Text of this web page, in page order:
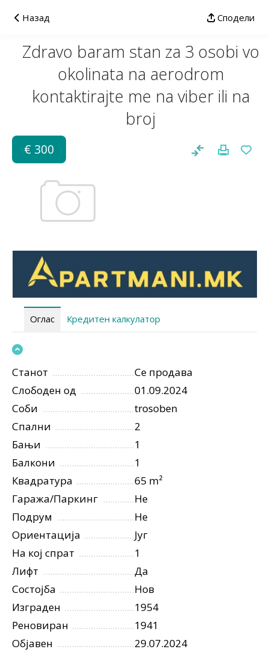
Назад Сподели
Zdravo baram stan za 3 osobi vo
okolinata na aerodrom
kontaktirajte me na viber ili na
broj
€ 300
Оглас Кредитен калкулатор
Станот
Се продава
Слободен од
01.09.2024
Соби
trosoben
Спални
2
Бањи
1
Балкони
1
Квадратура
65 m²
Гаража/Паркинг
Не
Подрум
Не
Ориентација
Југ
На кој спрат
1
Лифт
Да
Состојба
Нов
Изграден
1954
Реновиран
1941
Објавен
29.07.2024